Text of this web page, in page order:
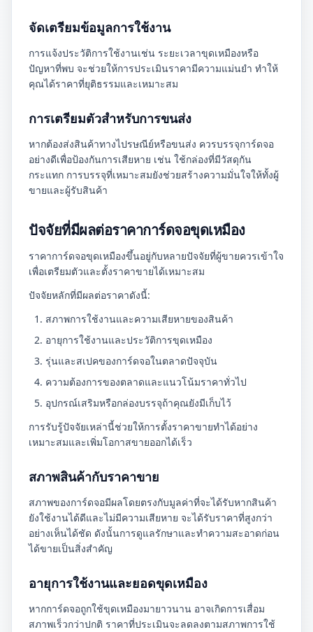
จัดเตรียมข้อมูลการใช้งาน
การแจ้งประวัติการใช้งานเช่น ระยะเวลาขุดเหมืองหรือ
ปัญหาที่พบ จะช่วยให้การประเมินราคามีความแม่นยำ ทำให้
คุณได้ราคาที่ยุติธรรมและเหมาะสม
การเตรียมตัวสำหรับการขนส่ง
หากต้องส่งสินค้าทางไปรษณีย์หรือขนส่ง ควรบรรจุการ์ดจอ
อย่างดีเพื่อป้องกันการเสียหาย เช่น ใช้กล่องที่มีวัสดุกัน
กระแทก การบรรจุที่เหมาะสมยังช่วยสร้างความมั่นใจให้ทั้งผู้
ขายและผู้รับสินค้า
ปัจจัยที่มีผลต่อราคาการ์ดจอขุดเหมือง
ราคาการ์ดจอขุดเหมืองขึ้นอยู่กับหลายปัจจัยที่ผู้ขายควรเข้าใจ
เพื่อเตรียมตัวและตั้งราคาขายได้เหมาะสม
ปัจจัยหลักที่มีผลต่อราคาดังนี้:
สภาพการใช้งานและความเสียหายของสินค้า
อายุการใช้งานและประวัติการขุดเหมือง
รุ่นและสเปคของการ์ดจอในตลาดปัจจุบัน
ความต้องการของตลาดและแนวโน้มราคาทั่วไป
อุปกรณ์เสริมหรือกล่องบรรจุถ้าคุณยังมีเก็บไว้
การรับรู้ปัจจัยเหล่านี้ช่วยให้การตั้งราคาขายทำได้อย่าง
เหมาะสมและเพิ่มโอกาสขายออกได้เร็ว
สภาพสินค้ากับราคาขาย
สภาพของการ์ดจอมีผลโดยตรงกับมูลค่าที่จะได้รับหากสินค้า
ยังใช้งานได้ดีและไม่มีความเสียหาย จะได้รับราคาที่สูงกว่า
อย่างเห็นได้ชัด ดังนั้นการดูแลรักษาและทำความสะอาดก่อน
ได้ขายเป็นสิ่งสำคัญ
อายุการใช้งานและยอดขุดเหมือง
หากการ์ดจอถูกใช้ขุดเหมืองมายาวนาน อาจเกิดการเสื่อม
สภาพเร็วกว่าปกติ ราคาที่ประเมินจะลดลงตามสภาพการใช้